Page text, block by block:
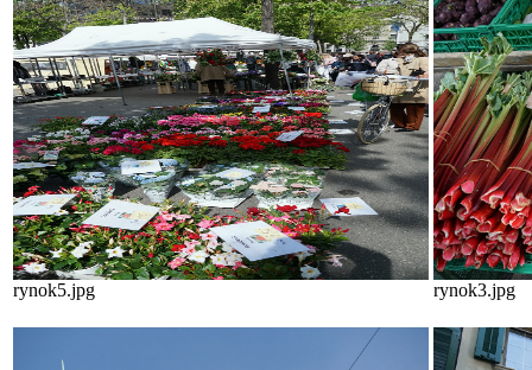
rynok5.jpg rynok3.jpg